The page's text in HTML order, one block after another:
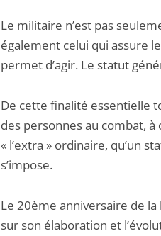
Le militaire n’est pas
également celui qui assure
permet d’agir. Le statut
De cette finalité essentielle
des personnes au combat,
« l’extra » ordinaire, qu’un
s’impose.
Le 20ème anniversaire de
sur son élaboration et